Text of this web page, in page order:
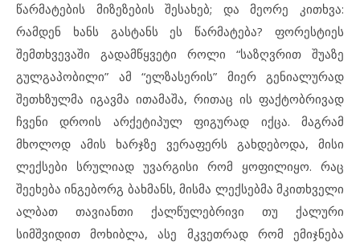
წარმატების მიზეზების შესახებ; და მეორე კითხვა:
რამდენ ხანს გასტანს ეს წარმატება? ფორესტიეს
შემთხვევაში გადამწყვეტი როლი “საზღვრით შუაზე
გულგაპობილი” ამ “ელზასერის” მიერ გენიალურად
შეთხზულმა იგავმა ითამაშა, რითაც ის ფაქტობრივად
ჩვენი დროის არქეტიპულ ფიგურად იქცა. მაგრამ
მხოლოდ ამის ხარჯზე ვერაფერს გახდებოდა, მისი
ლექსები სრულიად უვარგისი რომ ყოფილიყო. რაც
შეეხება ინგებორგ ბახმანს, მისმა ლექსებმა მკითხველი
ალბათ თავიანთი ქალწულებრივი თუ ქალური
სიმშვიდით მოხიბლა, ასე მკვეთრად რომ ემიჯნება